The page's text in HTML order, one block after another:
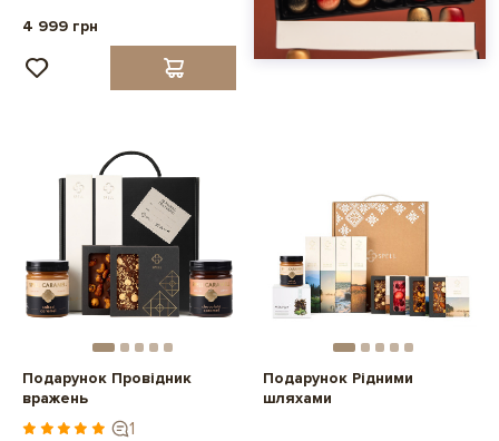
4 999 грн
Подарунок Провідник
вражень
1
Подарунок Рідними
шляхами